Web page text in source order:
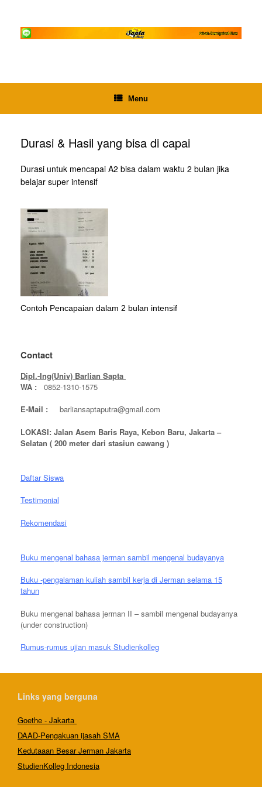
content
Menu
Durasi & Hasil yang bisa di capai
Durasi untuk mencapai A2 bisa dalam waktu 2 bulan jika
belajar super intensif
Contoh Pencapaian dalam 2 bulan intensif
Contact
Dipl.-Ing(Univ) Barlian Sapta
WA :
0852-1310-1575
E-Mail : barliansaptaputra@gmail.com
LOKASI: Jalan Asem Baris Raya, Kebon Baru, Jakarta –
Selatan ( 200 meter dari stasiun cawang )
Daftar Siswa
Testimonial
Rekomendasi
Buku mengenal bahasa jerman sambil mengenal budayanya
Buku -pengalaman kuliah sambil kerja di Jerman selama 15
tahun
Buku mengenal bahasa jerman II – sambil mengenal budayanya
(under construction)
Rumus-rumus ujian masuk Studienkolleg
Links yang berguna
Goethe - Jakarta
DAAD-Pengakuan ijasah SMA
Kedutaaan Besar Jerman Jakarta
StudienKolleg Indonesia